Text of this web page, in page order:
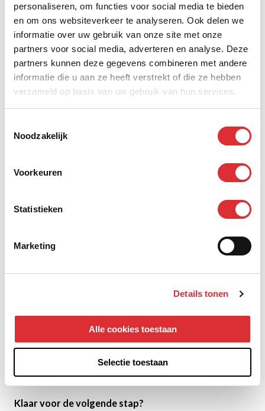
personaliseren, om functies voor social media te bieden
en om ons websiteverkeer te analyseren. Ook delen we
informatie over uw gebruik van onze site met onze
partners voor social media, adverteren en analyse. Deze
partners kunnen deze gegevens combineren met andere
informatie die u aan ze heeft verstrekt of die ze hebben
verzameld op basis van uw gebruik van hun services.
Noodzakelijk
Voorkeuren
Statistieken
Marketing
Details tonen
Alle cookies toestaan
Selectie toestaan
Wat breng je mee?
Je bent energiek, zelfstandig en pakt
verantwoordelijkheid
Je houdt van aanpakken en denkt in oplossingen
Je hebt ervaring in elektrotechniek (of stevige
Wat krijg je van ons?
jouw niveau
Pensioenregeling volgens CAO
van functie/locatie ook vervoer
Begeleiding, die je echt verder helpt
Hechte club, korte lijnen, duidelijke afspraken
Samen werken, samen oplossen, samen vieren
Klaar voor de volgende stap?